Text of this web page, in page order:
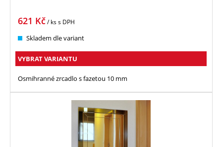
621 Kč/ kss DPH
Skladem dle variant
VYBRAT VARIANTU
Osmihranné zrcadlo s fazetou 10 mm